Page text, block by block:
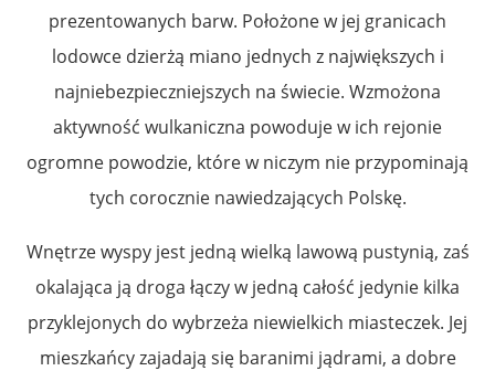
prezentowanych barw. Położone w jej granicach
lodowce dzierżą miano jednych z największych i
najniebezpieczniejszych na świecie. Wzmożona
aktywność wulkaniczna powoduje w ich rejonie
ogromne powodzie, które w niczym nie przypominają
tych corocznie nawiedzających Polskę.
Wnętrze wyspy jest jedną wielką lawową pustynią, zaś
okalająca ją droga łączy w jedną całość jedynie kilka
przyklejonych do wybrzeża niewielkich miasteczek. Jej
mieszkańcy zajadają się baranimi jądrami, a dobre